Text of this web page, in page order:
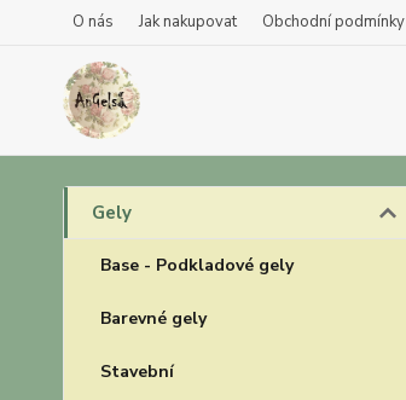
O nás Jak nakupovat Obchodní podmínky
Gely
Base - Podkladové gely
Barevné gely
Stavební